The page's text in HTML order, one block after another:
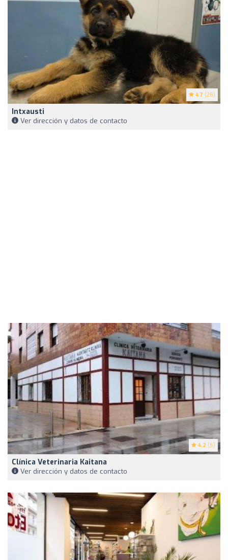
4.7 (28)
Intxausti
Ver dirección y datos de contacto
4.2 (5)
Clínica Veterinaria Kaitana
Ver dirección y datos de contacto